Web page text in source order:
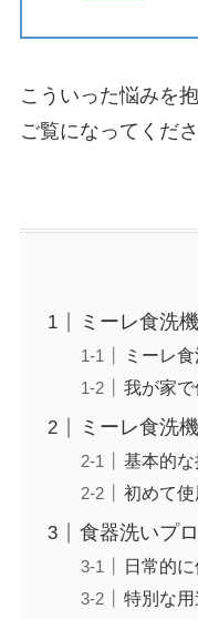
こういった悩みを
ご覧になってくださ
ミーレ食洗
ミーレ
我が家
ミーレ食洗
基本的
初めて
食器洗いプ
日常的
特別な